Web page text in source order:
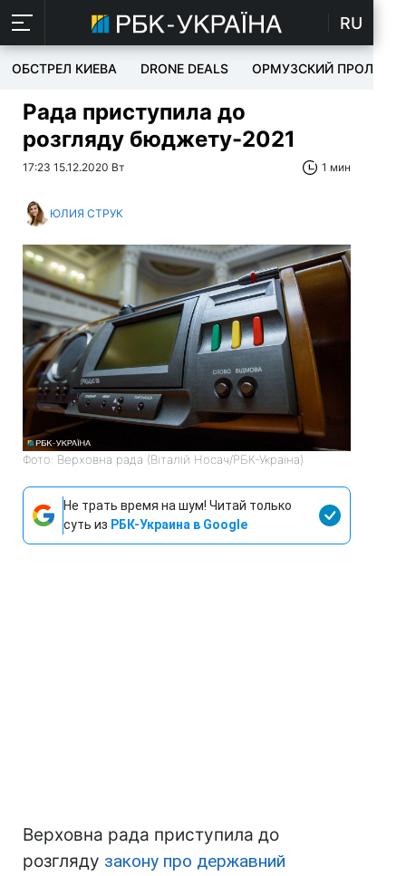
RU
ОБСТРЕЛ КИЕВА DRONE DEALS ОРМУЗСКИЙ ПРОЛИВ
Рада приступила до
розгляду бюджету-2021
17:23 15.12.2020 Вт 1 мин
ЮЛИЯ СТРУК
Фото: Верховна рада (Віталій Носач/РБК-Україна)
Не трать время на шум! Читай только
суть из РБК-Украина в Google
Верховна рада приступила до
розгляду закону про державний